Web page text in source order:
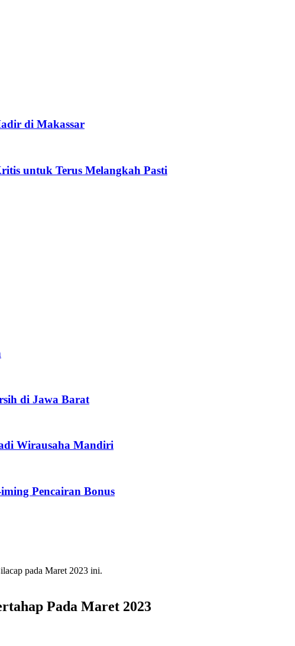
di Makassar
untuk Terus Melangkah Pasti
di Jawa Barat
Wirausaha Mandiri
Pencairan Bonus
pada Maret 2023 ini.
Pada Maret 2023